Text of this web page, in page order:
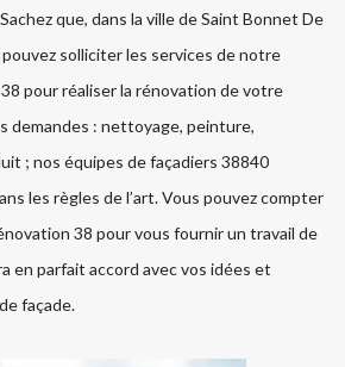
que, dans la ville de Saint Bonnet De
solliciter les services de notre
pour réaliser la rénovation de votre
demandes : nettoyage, peinture,
; nos équipes de façadiers 38840
les règles de l’art. Vous pouvez compter
38 pour vous fournir un travail de
en parfait accord avec vos idées et
façade.